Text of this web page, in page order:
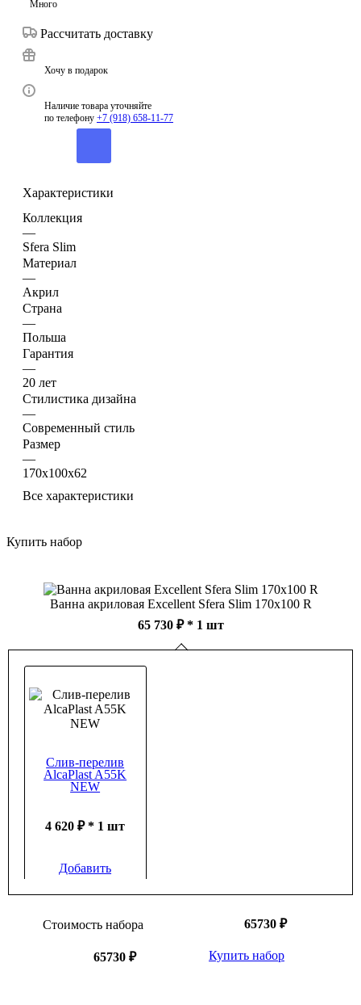
Много
Рассчитать доставку
Хочу в подарок
Наличие товара уточняйте
по телефону +7 (918) 658-11-77
Характеристики
Коллекция
—
Sfera Slim
Материал
—
Акрил
Страна
—
Польша
Гарантия
—
20 лет
Стилистика дизайна
—
Современный стиль
Размер
—
170х100х62
Все характеристики
Купить набор
Ванна акриловая Excellent Sfera Slim 170х100 R
65 730 ₽* 1 шт
Слив-перелив
AlcaPlast A55K
NEW
4 620 ₽ * 1 шт
Добавить
Стоимость набора 65730 ₽
65730 ₽ Купить набор